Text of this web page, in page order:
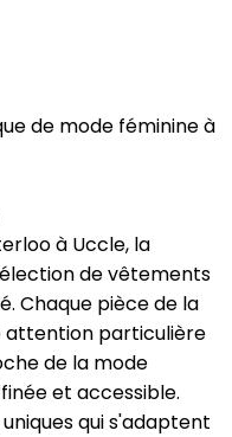
de mode féminine à
à Uccle, la
de vêtements
Chaque pièce de la
attention particulière
de la mode
et accessible.
qui s'adaptent